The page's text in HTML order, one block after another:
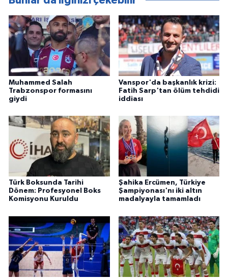
Muhammed Salah
Trabzonspor formasını
giydi
Vanspor'da başkanlık krizi:
Fatih Sarp'tan ölüm tehdidi
iddiası
Türk Boksunda Tarihi
Dönem: Profesyonel Boks
Komisyonu Kuruldu
Şahika Ercümen, Türkiye
Şampiyonası'nı iki altın
madalyayla tamamladı